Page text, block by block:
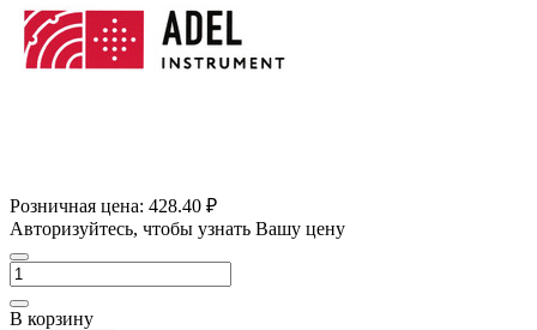
Розничная цена: 428.40 ₽
Авторизуйтесь, чтобы узнать Вашу цену
В корзину